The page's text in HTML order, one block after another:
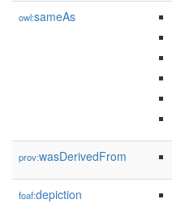
owl:sameAs
prov:wasDerivedFrom
foaf:depiction